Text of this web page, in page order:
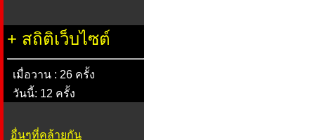
+ สถิติเว็บไซต์
เมื่อวาน : 26 ครั้ง
วันนี้: 12 ครั้ง
อื่นๆที่คล้ายกัน